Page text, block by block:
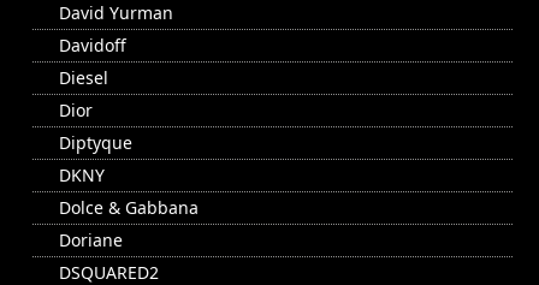
David Yurman
Davidoff
Diesel
Dior
Diptyque
DKNY
Dolce & Gabbana
Doriane
DSQUARED2